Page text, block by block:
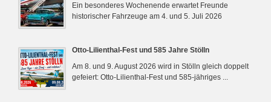
Ein besonderes Wochenende erwartet Freunde
historischer Fahrzeuge am 4. und 5. Juli 2026
Otto-Lilienthal-Fest und 585 Jahre Stölln
Am 8. und 9. August 2026 wird in Stölln gleich doppelt
gefeiert: Otto-Lilienthal-Fest und 585-jähriges ...